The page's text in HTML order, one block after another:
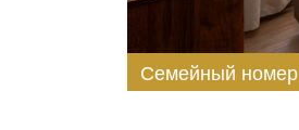
Семейный номер